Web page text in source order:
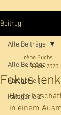
Beitrag
Alle Beiträge
Kategorie 1
Kategorie 2
Alle Beiträge
Fokus
Irène Fuchs
16. März 2020
Heute
in einem